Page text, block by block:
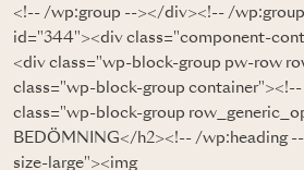
<!-- /wp:group --></div><!-- /
id="344"><div class="component-
<div class="wp-block-group pw-row
class="wp-block-group
class="wp-block-group
BEDÖMNING</h2><!-- /wp:heading
size-large"><img